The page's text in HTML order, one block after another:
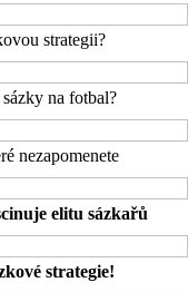
strategii?
na fotbal?
nezapomenete
elitu sázkařů
strategie!